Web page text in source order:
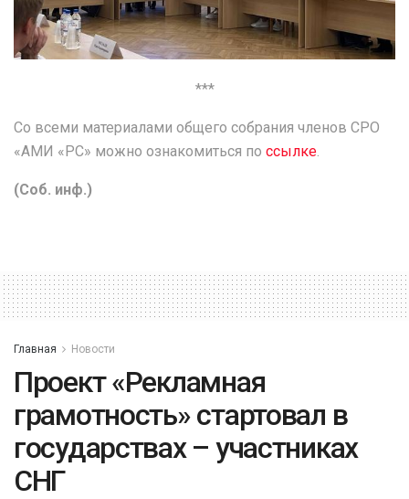
***
Со всеми материалами общего собрания членов СРО
«АМИ «РС» можно ознакомиться по ссылке
(Соб. инф.)
Главная Новости
Проект «Рекламная
грамотность» стартовал в
государствах – участниках
СНГ